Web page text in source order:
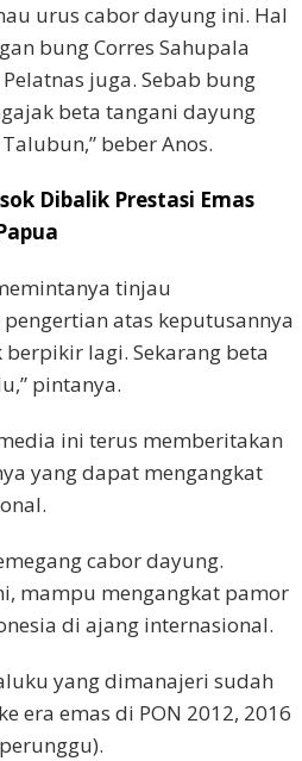
urus cabor dayung ini. Hal
bung Corres Sahupala
juga. Sebab bung
beta tangani dayung
beber Anos.
Dibalik Prestasi Emas
tinjau
atas keputusannya
lagi. Sekarang beta
pintanya.
ini terus memberitakan
yang dapat mengangkat
cabor dayung.
mampu mengangkat pamor
di ajang internasional.
yang dimanajeri sudah
era emas di PON 2012, 2016